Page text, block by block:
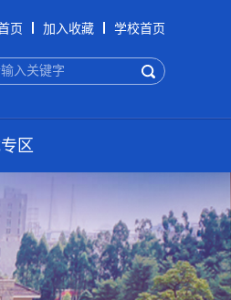
页 加入收藏 学校首页
专区